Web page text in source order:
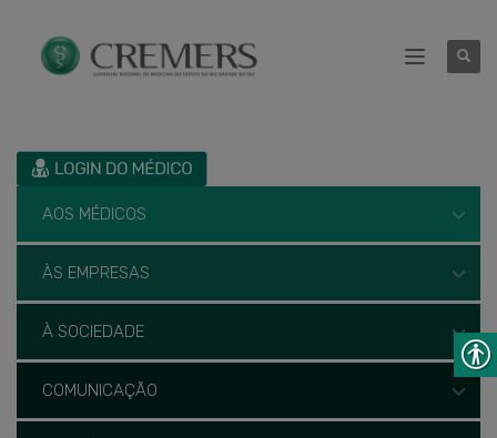
AOS MÉDICOS
ÀS EMPRESAS
À SOCIEDADE
COMUNICAÇÃO